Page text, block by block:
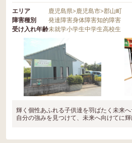
エリア 鹿児島県>鹿児島市>郡山町
障害種別
発達障害身体障害知的障害
受け入れ年齢未就学小学生中学生高校生
輝く個性あふれる子供達を羽ばたく未来
自分の強みを見つけて、未来へ向けてに輝